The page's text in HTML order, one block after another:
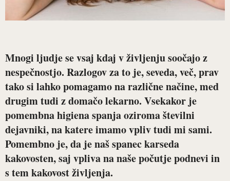
Mnogi ljudje se vsaj kdaj v življenju soočajo z
nespečnostjo. Razlogov za to je, seveda, več, prav
tako si lahko pomagamo na različne načine, med
drugim tudi z domačo lekarno. Vsekakor je
pomembna higiena spanja oziroma številni
dejavniki, na katere imamo vpliv tudi mi sami.
Pomembno je, da je naš spanec karseda
kakovosten, saj vpliva na naše počutje podnevi in
s tem kakovost življenja.